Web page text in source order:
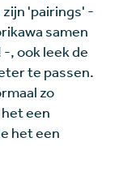
'pairings' -
samen
, ook leek de
te passen.
zo
een
het een